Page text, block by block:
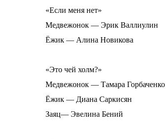
«Если меня нет»
Медвежонок — Эрик Валлиулин
Ёжик — Алина Новикова
«Это чей холм?»
Медвежонок — Тамара Горбаченко
Ёжик — Диана Саркисян
Заяц— Эвелина Бений